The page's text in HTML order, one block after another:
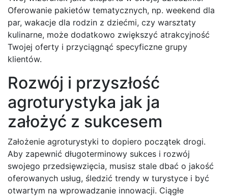
Oferowanie pakietów tematycznych, np. weekend dla
par, wakacje dla rodzin z dziećmi, czy warsztaty
kulinarne, może dodatkowo zwiększyć atrakcyjność
Twojej oferty i przyciągnąć specyficzne grupy
klientów.
Rozwój i przyszłość
agroturystyka jak ja
założyć z sukcesem
Założenie agroturystyki to dopiero początek drogi.
Aby zapewnić długoterminowy sukces i rozwój
swojego przedsięwzięcia, musisz stale dbać o jakość
oferowanych usług, śledzić trendy w turystyce i być
otwartym na wprowadzanie innowacji. Ciągłe